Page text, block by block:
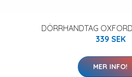
DÖRRHANDTAG
339 SEK
MER INFO!